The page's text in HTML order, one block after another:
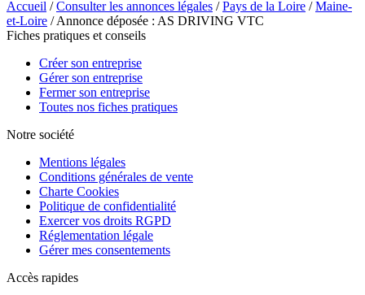
Accueil /Consulter les annonces légales /Pays de la Loire /Maine-
et-Loire / Annonce déposée : AS DRIVING VTC
Fiches pratiques et conseils
Créer son entreprise
Gérer son entreprise
Fermer son entreprise
Toutes nos fiches pratiques
Notre société
Mentions légales
Conditions générales de vente
Charte Cookies
Politique de confidentialité
Exercer vos droits RGPD
Réglementation légale
Gérer mes consentements
Accès rapides